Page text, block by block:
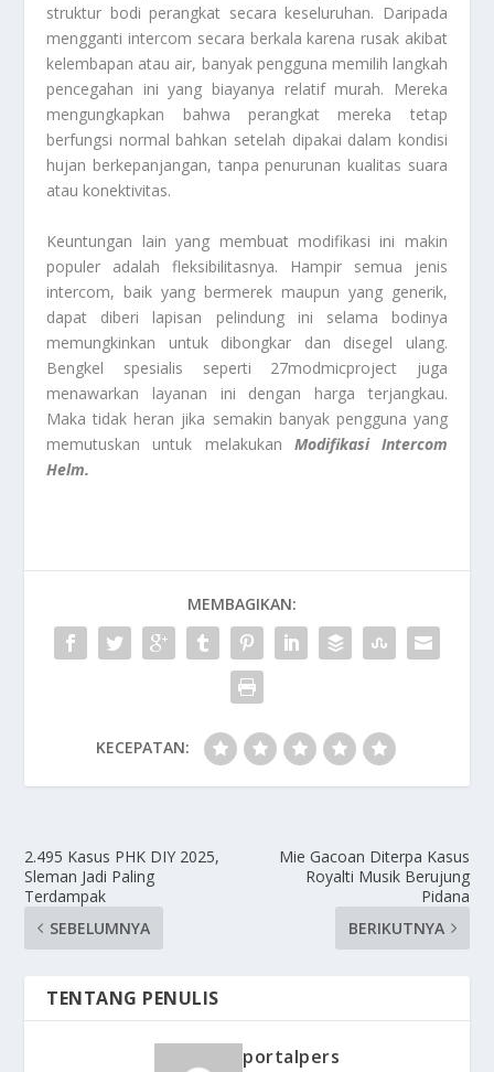
struktur bodi perangkat secara keseluruhan. Daripada
mengganti intercom secara berkala karena rusak akibat
kelembapan atau air, banyak pengguna memilih langkah
pencegahan ini yang biayanya relatif murah. Mereka
mengungkapkan bahwa perangkat mereka tetap
berfungsi normal bahkan setelah dipakai dalam kondisi
hujan berkepanjangan, tanpa penurunan kualitas suara
atau konektivitas.
Keuntungan lain yang membuat modifikasi ini makin
populer adalah fleksibilitasnya. Hampir semua jenis
intercom, baik yang bermerek maupun yang generik,
dapat diberi lapisan pelindung ini selama bodinya
memungkinkan untuk dibongkar dan disegel ulang.
Bengkel spesialis seperti 27modmicproject juga
menawarkan layanan ini dengan harga terjangkau.
Maka tidak heran jika semakin banyak pengguna yang
memutuskan untuk melakukan Modifikasi Intercom
Helm.
MEMBAGIKAN:
KECEPATAN:
2.495 Kasus PHK DIY 2025,
Sleman Jadi Paling
Terdampak
SEBELUMNYA
Mie Gacoan Diterpa Kasus
Royalti Musik Berujung
Pidana
BERIKUTNYA
TENTANG PENULIS
portalpers